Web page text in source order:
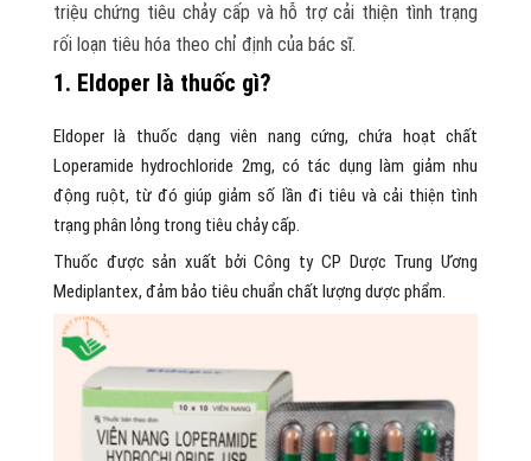
triệu chứng tiêu chảy cấp và hỗ trợ cải thiện tình trạng
rối loạn tiêu hóa theo chỉ định của bác sĩ.
1. Eldoper là thuốc gì?
Eldoper là thuốc dạng viên nang cứng, chứa hoạt chất
Loperamide hydrochloride 2mg, có tác dụng làm giảm nhu
động ruột, từ đó giúp giảm số lần đi tiêu và cải thiện tình
trạng phân lỏng trong tiêu chảy cấp.
Thuốc được sản xuất bởi Công ty CP Dược Trung Ương
Mediplantex, đảm bảo tiêu chuẩn chất lượng dược phẩm.